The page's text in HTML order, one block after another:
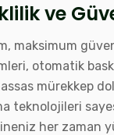
ve
maksimum
otomatik
mürekkep
teknolojileri
her zaman